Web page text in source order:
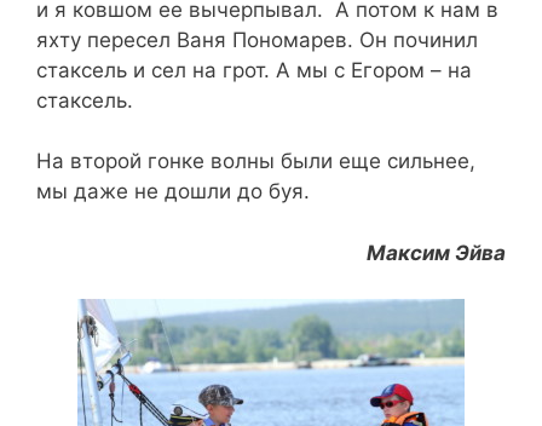
и я ковшом ее вычерпывал. А потом к нам в
яхту пересел Ваня Пономарев. Он починил
стаксель и сел на грот. А мы с Егором – на
стаксель.
На второй гонке волны были еще сильнее,
мы даже не дошли до буя.
Максим Эйва